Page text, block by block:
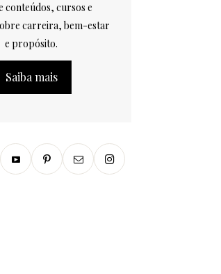
conteúdos, cursos e
carreira, bem-estar
e propósito.
Saiba mais